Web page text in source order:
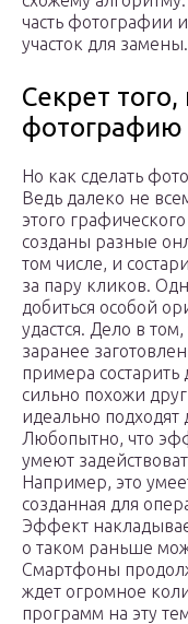
часть фотографии
участок для замены.
Секрет того,
фотографию
Но как сделать
Ведь далеко не
этого
созданы разные
том числе, и
за пару кликов.
добиться особой
удастся. Дело в
заранее
примера
сильно похожи
идеально
Любопытно, что
умеют
Например, это
созданная для
Эффект
о таком раньше
Смартфоны
ждет огромное
программ на эту